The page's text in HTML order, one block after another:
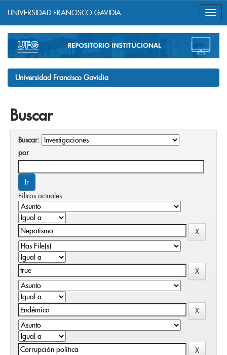
navigation
UNIVERSIDAD FRANCISCO GAVIDIA
Universidad Francisco Gavidia
Buscar
Buscar:
por
Filtros actuales: